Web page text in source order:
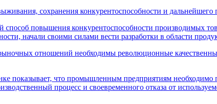
сохранения конкурентоспособности и дальнейшего
способ повышения конкурентоспособности производимых
начали своими силами вести разработки в области
отношений необходимы революционные
показывает, что промышленным предприятиям
процесс и своевременного отказа от